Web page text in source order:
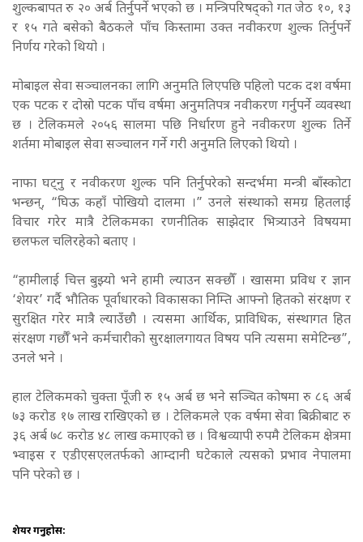
शुल्कबापत रु २० अर्ब तिर्नुपर्ने भएको छ । मन्त्रिपरिषद्को गत जेठ १०, १३
र १५ गते बसेको बैठकले पाँच किस्तामा उक्त नवीकरण शुल्क तिर्नुपर्ने
निर्णय गरेको थियो ।
मोबाइल सेवा सञ्चालनका लागि अनुमति लिएपछि पहिलो पटक दश वर्षमा
एक पटक र दोस्रो पटक पाँच वर्षमा अनुमतिपत्र नवीकरण गर्नुपर्ने व्यवस्था
छ । टेलिकमले २०५६ सालमा पछि निर्धारण हुने नवीकरण शुल्क तिर्ने
शर्तमा मोबाइल सेवा सञ्चालन गर्ने गरी अनुमति लिएको थियो ।
नाफा घट्नु र नवीकरण शुल्क पनि तिर्नुपरेको सन्दर्भमा मन्त्री बाँस्कोटा
भन्छन्, “घिऊ कहाँ पोखियो दालमा ।” उनले संस्थाको समग्र हितलाई
विचार गरेर मात्रै टेलिकमका रणनीतिक साझेदार भित्र्याउने विषयमा
छलफल चलिरहेको बताए ।
“हामीलाई चित्त बुझ्यो भने हामी ल्याउन सक्छौँ । खासमा प्रविध र ज्ञान
‘शेयर’ गर्दै भौतिक पूर्वाधारको विकासका निम्ति आफ्नो हितको संरक्षण र
सुरक्षित गरेर मात्रै ल्याउँछौ । त्यसमा आर्थिक, प्राविधिक, संस्थागत हित
संरक्षण गर्छौँ भने कर्मचारीको सुरक्षालगायत विषय पनि त्यसमा समेटिन्छ”,
उनले भने ।
हाल टेलिकमको चुक्ता पूँजी रु १५ अर्ब छ भने सञ्चित कोषमा रु ८६ अर्ब
७३ करोड १७ लाख राखिएको छ । टेलिकमले एक वर्षमा सेवा बिक्रीबाट रु
३६ अर्ब ७८ करोड ४८ लाख कमाएको छ । विश्वव्यापी रुपमै टेलिकम क्षेत्रमा
भ्वाइस र एडीएसएलतर्फको आम्दानी घटेकाले त्यसको प्रभाव नेपालमा
पनि परेको छ ।
शेयर गर्नुहोस: